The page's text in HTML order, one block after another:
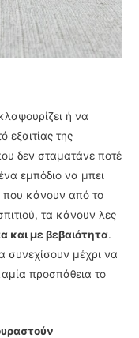
ή να
εξαιτίας της
δεν σταματάνε ποτέ
εμπόδιο να μπει
που κάνουν από το
τα κάνουν λες
και με βεβαιότητα.
συνεχίσουν μέχρι να
προσπάθεια το